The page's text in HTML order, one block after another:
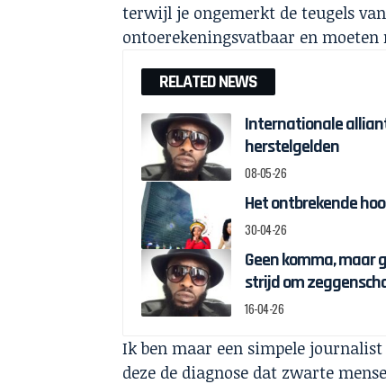
terwijl je ongemerkt de teugels
ontoerekeningsvatbaar en
RELATED NEWS
Internationale
herstelgelden
08-05-26
Het ontbrekende
30-04-26
Geen komma,
strijd om
16-04-26
Ik ben maar een simpele
deze de diagnose dat zwarte